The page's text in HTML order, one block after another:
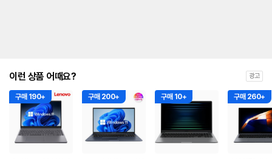
이런 상품 어때요? 광고
구매 190+ 구매 200+ 구매 10+ 구매 260+